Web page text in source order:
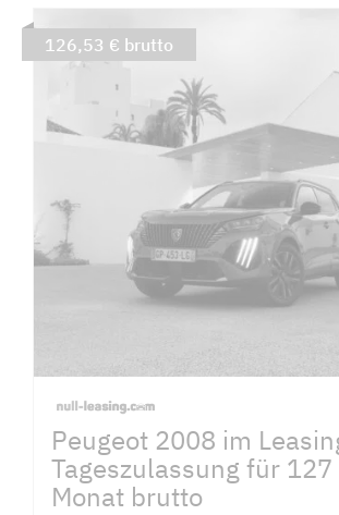
Peugeot 2008 im
Tageszulassung für 127
Monat brutto
126,53 € brutto